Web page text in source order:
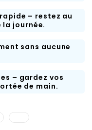
– restez au
la journée.
sans aucune
– gardez vos
de main.
3XL